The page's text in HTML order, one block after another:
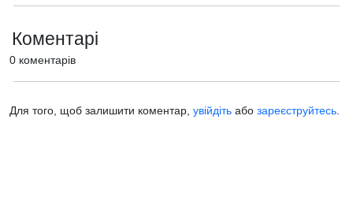
Коментарі
0 коментарів
Для того, щоб залишити коментар, увійдіть або зареєструйтесь